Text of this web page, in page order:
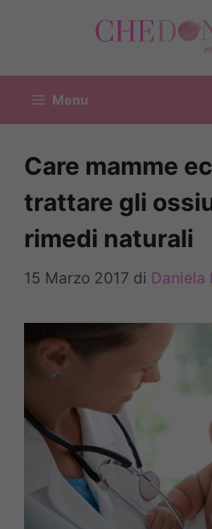
Menu
Care mamme
trattare gli
rimedi naturali
15 Marzo 2017 di Daniela